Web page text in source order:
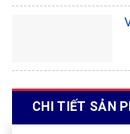
CHI TIẾT SẢN